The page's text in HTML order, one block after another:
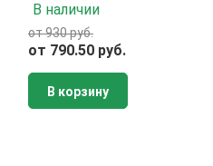
В наличии
от 930 руб.
от 790.50 руб.
В корзину